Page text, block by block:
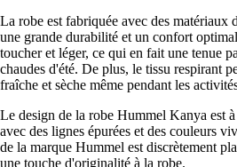
La robe est fabriquée avec des matériaux
une grande durabilité et un confort
toucher et léger, ce qui en fait une tenue
chaudes d'été. De plus, le tissu respirant
fraîche et sèche même pendant les
Le design de la robe Hummel Kanya est
avec des lignes épurées et des couleurs
de la marque Hummel est discrètement
une touche d'originalité à la robe.